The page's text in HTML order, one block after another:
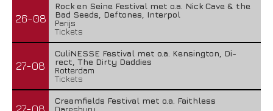
26-08
Rock en Seine Festival met o.a. Nick Cave & the
Bad Seeds, Deftones, Interpol
Parijs
Tickets
27-08
CuliNESSE Festival met o.a. Kensington, Di-
rect, The Dirty Daddies
Rotterdam
Tickets
Creamfields Festival met o.a. Faithless
Daresbury